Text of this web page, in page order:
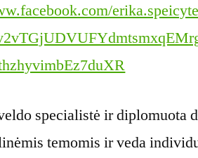
specialistė ir diplomuota
temomis ir veda